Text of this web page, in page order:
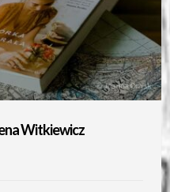
Witkiewicz